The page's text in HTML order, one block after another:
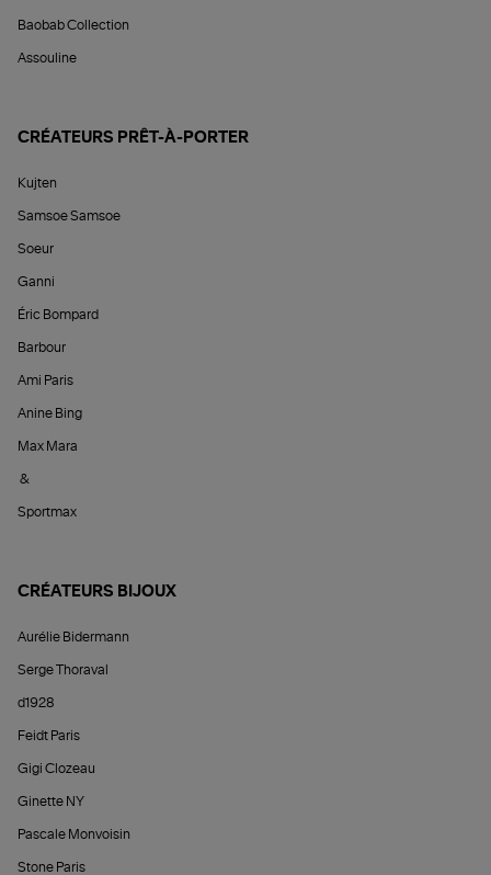
Baobab Collection
Assouline
CRÉATEURS PRÊT-À-PORTER
Kujten
Samsoe Samsoe
Soeur
Ganni
Éric Bompard
Barbour
Ami Paris
Anine Bing
Max Mara
&
Sportmax
CRÉATEURS BIJOUX
Aurélie Bidermann
Serge Thoraval
d1928
Feidt Paris
Gigi Clozeau
Ginette NY
Pascale Monvoisin
Stone Paris